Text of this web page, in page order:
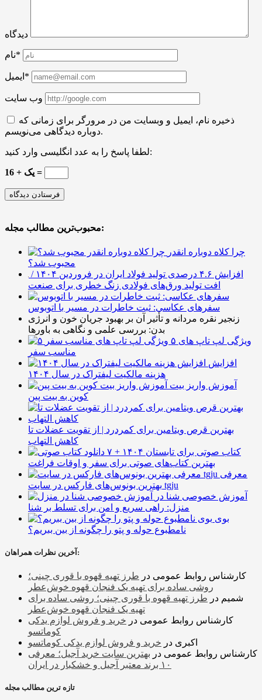
دیدگاه
نام*
ایمیل*
وب سایت
ذخیره نام، ایمیل و وبسایت من در مرورگر برای زمانی که
دوباره دیدگاهی می‌نویسم.
لطفا پاسخ را به عدد انگلیسی وارد کنید:
16 + یک =
محبوب‌ترین مطالب مجله:
چرا کلاه دوباره انقدر
محبوب شد؟
افزایش ۴.۶ درصدی تولید فولاد ایران در فروردین ۱۴۰۴ /
افت تولید ورق‌های فولادی زنگ خطری برای صنعت
سفرهای عکاسی: ثبت خاطرات در مسیر با اتوبوس
زنجیر نقره مردانه و تأثیر آن بر بهبود جریان خون و انرژی
بدن: بررسی علمی و نگاهی به باورها
۵ ویژگی لپ تاپ های
مناسب سفر
افزایش
هزینه مالکیت لیفتراک در سال ۱۴۰۴
آموزش واریز بیت
کوین به بیت پین
بهترین قرص ویتامین برای کمردرد | از تقویت عضلات تا
کاهش التهاب
۷ کتاب صوتی برای تابستان ۱۴۰۴ +
بهترین کتاب‌های صوتی برای سفر و اوقات فراغت
معرفی
بهترین بونوس‌های فارکس در سایت tgju
آموزش خصوصی شنا در
منزل: راهی سریع و امن برای تسلط بر شنا
بوی
نامطبوع حوله و پتو را چگونه از بین ببریم؟
آخرین نظرات همراهان:
کارشناس روابط عمومی در طرز تهیه قهوه با قوری چینی؛
روشی ساده برای تهیه یک فنجان قهوه خوش‌عطر
شمیم در طرز تهیه قهوه با قوری چینی؛ روشی ساده برای
تهیه یک فنجان قهوه خوش‌عطر
کارشناس روابط عمومی در خرید و فروش لوازم یدکی
کوماتسو
اکبری در خرید و فروش لوازم یدکی کوماتسو
کارشناس روابط عمومی در بهترین سایت خرید آجیل؛ معرفی
۱۰ برند معتبر آجیل و خشکبار در ایران
تازه ترین مطالب مجله